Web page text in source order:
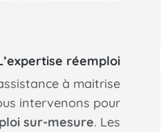
réemploi
à maitrise
intervenons pour
sur-mesure. Les